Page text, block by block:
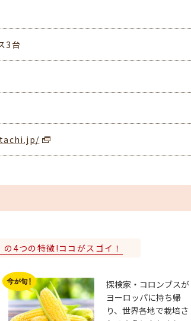
3台
4つの特徴!ココがスゴイ！
探検家・コロンブスが
ヨーロッパに持ち帰
り、世界各地で栽培さ